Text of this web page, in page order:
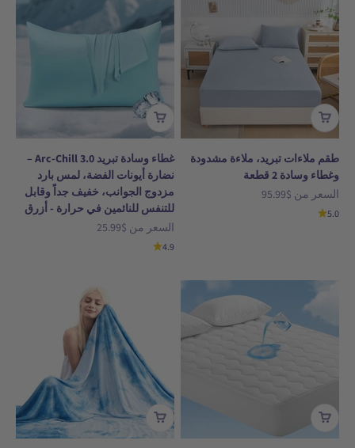
طقم ملاءات تبريد، ملاءة مشدودة
وغطاء وسادة 2 قطعة
السعر بعد الخصم
السعر من $95.99
5.0
غطاء وسادة تبريد Arc-Chill 3.0 –
نضارة أيونات الفضة، لمس بارد
مزدوج الجوانب، خفيف جداً وقابل
للتنفس للنائمين في حرارة - أزرق
السعر بعد الخصم
السعر من $25.99
4.9